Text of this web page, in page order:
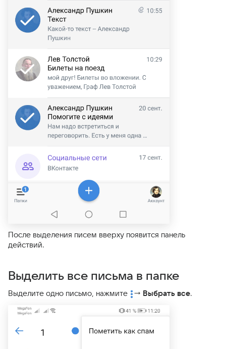
После выделения писем вверху появится панель
действий.
Выделить все письма в папке
Выделите одно письмо, нажмите → Выбрать все.